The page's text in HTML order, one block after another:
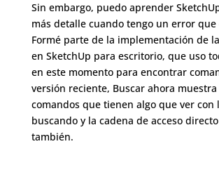
Sin embargo, puedo aprender
más detalle cuando tengo un error que
Formé parte de la implementación de
en SketchUp para escritorio, que uso
en este momento para encontrar
versión reciente, Buscar ahora
comandos que tienen algo que ver con
buscando y la cadena de acceso
también.